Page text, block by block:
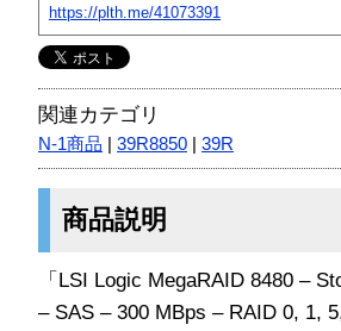
https://plth.me/41073391
関連カテゴリ
N-1商品 39R8850 39R
商品説明
「LSI Logic MegaRAID 8480 –
– SAS – 300 MBps – RAID 0, 1,